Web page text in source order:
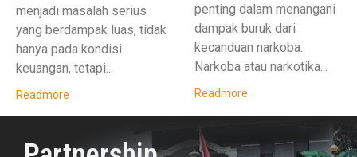
menjadi masalah serius
yang berdampak luas, tidak
hanya pada kondisi
keuangan, tetapi...
Readmore
penting dalam menangani
dampak buruk dari
kecanduan narkoba.
Narkoba atau narkotika...
Readmore